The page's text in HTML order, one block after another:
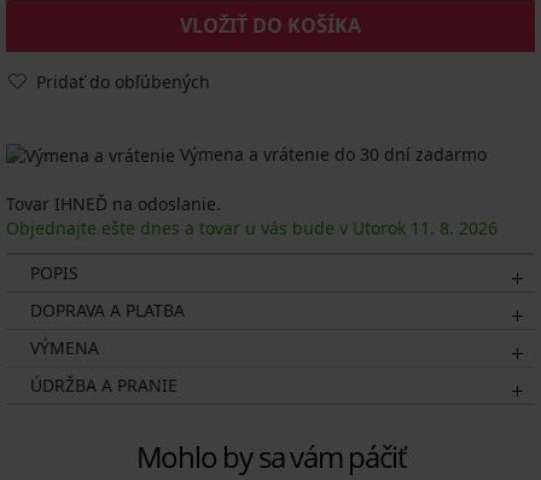
VLOŽIŤ DO KOŠÍKA
Pridať do obľúbených
Výmena a vrátenie do 30 dní zadarmo
Tovar IHNEĎ na odoslanie.
Objednajte ešte dnes a tovar u vás bude v Utorok 11. 8. 2026
POPIS
DOPRAVA A PLATBA
VÝMENA
ÚDRŽBA A PRANIE
Mohlo by sa vám páčiť